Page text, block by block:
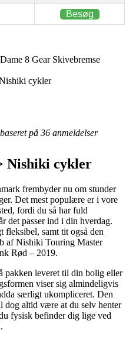
Besøg
8 Gear Skivebremse
cykler
på 36 anmeldelser
Nishiki cykler
frembyder nu om stunder
Det mest populære er i vore
fordi du så har fuld
det passer ind i din hverdag.
samt tit også den
af Nishiki Touring Master
Rød – 2019.
leveret til din bolig eller
viser sig almindeligvis
særligt ukompliceret. Den
dog altid være at du selv henter
fysisk befinder dig lige ved